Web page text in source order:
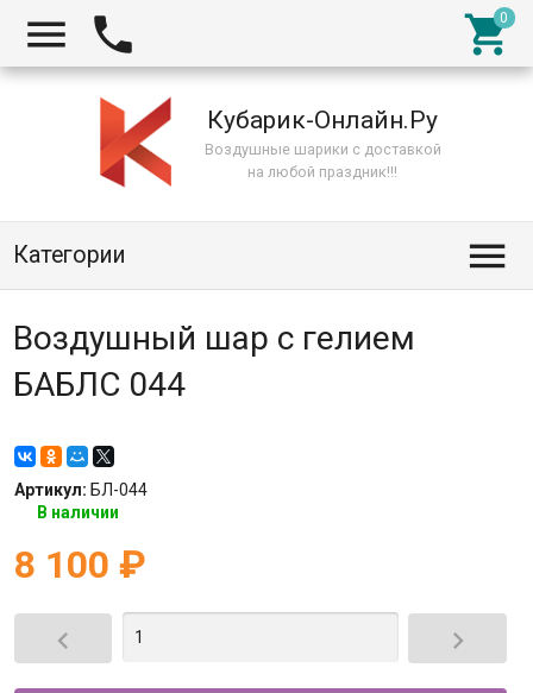
  
Кубарик-Онлайн.Ру
Воздушные шарики с доставкой
на любой праздник!!!
Категории 
Воздушный шар с гелием
БАБЛС 044
Артикул: БЛ-044
В наличии
8 100 ₽
 